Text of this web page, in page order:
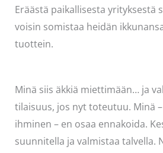
Eräästä paikallisesta yrityksestä
voisin somistaa heidän
tuottein.
Minä siis äkkiä miettimään… ja
tilaisuus, jos nyt toteutuu. Minä
ihminen – en osaa ennakoida.
suunnitella ja valmistaa talvella.